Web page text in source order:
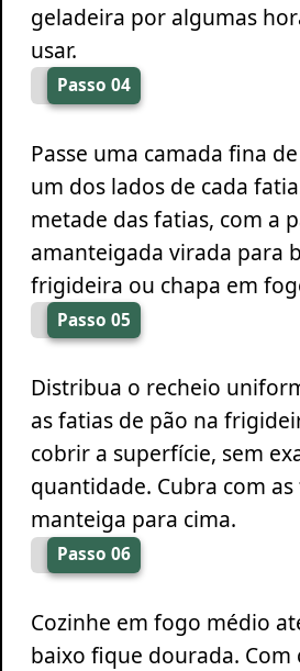
geladeira por algumas
usar.
Passo 04
Passe uma camada fina
um dos lados de cada
metade das fatias, com a
amanteigada virada para
frigideira ou chapa em
Passo 05
Distribua o recheio
as fatias de pão na
cobrir a superfície, sem
quantidade. Cubra com
manteiga para cima.
Passo 06
Cozinhe em fogo médio
baixo fique dourada. Com